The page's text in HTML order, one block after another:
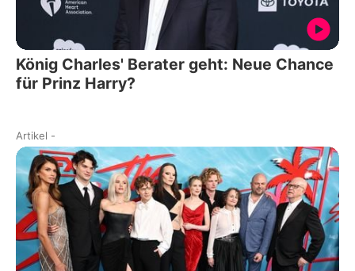
König Charles' Berater geht: Neue Chance
für Prinz Harry?
Artikel -